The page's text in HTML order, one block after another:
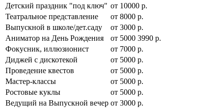
Детский праздник "под ключ" от 10000 р.
Театральное представление
от 8000 р.
Выпускной в школе/дет.саду
от 3000 р.
Аниматор на День Рождения
от 5000 3990 р.
Фокусник, иллюзионист
от 7000 р.
Диджей с дискотекой
от 5000 р.
Проведение квестов
от 5000 р.
Мастер-классы
от 5000 р.
Ростовые куклы
от 5000 р.
Ведущий на Выпускной вечер от 3000 р.